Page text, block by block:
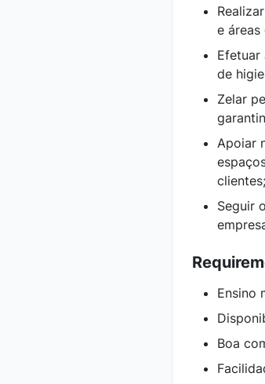
e
Efetuar
de
Zelar
Apoiar
clientes;
Seguir
Ensino
Boa